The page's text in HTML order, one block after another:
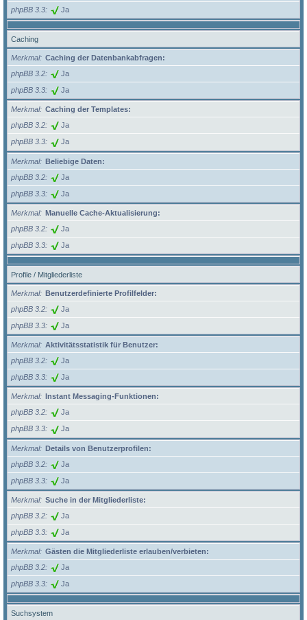
phpBB 3.3 Ja
Caching
Merkmal
Caching der Datenbankabfragen:
phpBB 3.2
Ja
phpBB 3.3 Ja
Merkmal
Caching der Templates:
phpBB 3.2
Ja
phpBB 3.3 Ja
Merkmal
Beliebige Daten:
phpBB 3.2
Ja
phpBB 3.3 Ja
Merkmal
Manuelle Cache-Aktualisierung:
phpBB 3.2
Ja
phpBB 3.3 Ja
Profile / Mitgliederliste
Merkmal
Benutzerdefinierte Profilfelder:
phpBB 3.2
Ja
phpBB 3.3 Ja
Merkmal
Aktivitätsstatistik für Benutzer:
phpBB 3.2
Ja
phpBB 3.3 Ja
Merkmal
Instant Messaging-Funktionen:
phpBB 3.2
Ja
phpBB 3.3 Ja
Merkmal
Details von Benutzerprofilen:
phpBB 3.2
Ja
phpBB 3.3 Ja
Merkmal
Suche in der Mitgliederliste:
phpBB 3.2
Ja
phpBB 3.3 Ja
Merkmal
Gästen die Mitgliederliste erlauben/verbieten:
phpBB 3.2
Ja
phpBB 3.3 Ja
Suchsystem